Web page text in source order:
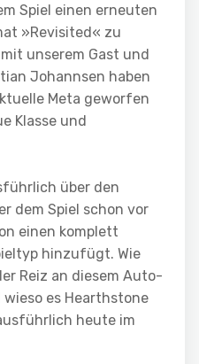
Spiel einen erneuten
»Revisited« zu
unserem Gast und
Johannsen haben
Meta geworfen
Klasse und
über den
dem Spiel schon vor
einen komplett
hinzufügt. Wie
Reiz an diesem Auto-
es Hearthstone
heute im